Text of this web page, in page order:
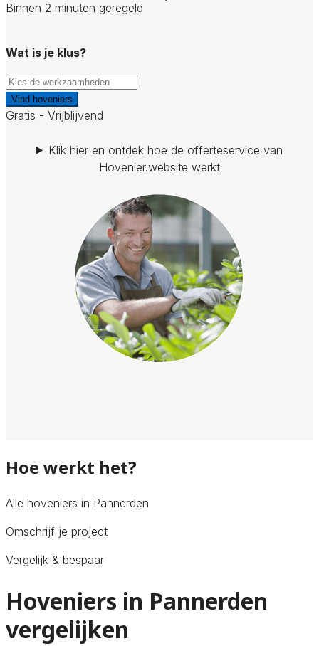
Binnen 2 minuten geregeld
Wat is je klus?
Vind hoveniers
Gratis - Vrijblijvend
Klik hier en ontdek hoe de offerteservice van
Hovenier.website werkt
Hoe werkt het?
Alle hoveniers in Pannerden
Omschrijf je project
Vergelijk & bespaar
Hoveniers in Pannerden
vergelijken